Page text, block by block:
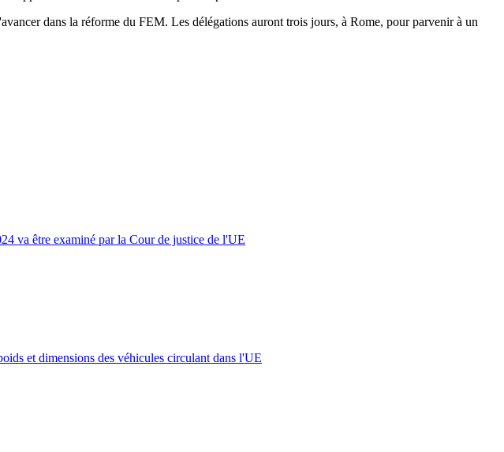
dans la réforme du FEM. Les délégations auront trois jours, à Rome, pour parvenir à un
va être examiné par la Cour de justice de l'UE
et dimensions des véhicules circulant dans l'UE